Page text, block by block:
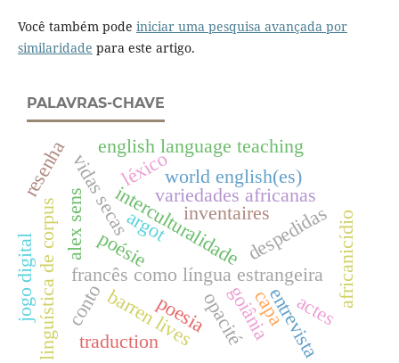
Você também pode iniciar uma pesquisa avançada por
similaridade para este artigo.
PALAVRAS-CHAVE
francês como língua estrangeira
interculturalidade
variedades africanas
africanicídio
goiânia
linguística de corpus
vidas secas
barren lives
resenha
jogo digital despedidas
entrevista
inventaires
poésie
opacité
traduction
argot
léxicoworld english(es)
english language teaching
poesia capa
alex sens
conto actes